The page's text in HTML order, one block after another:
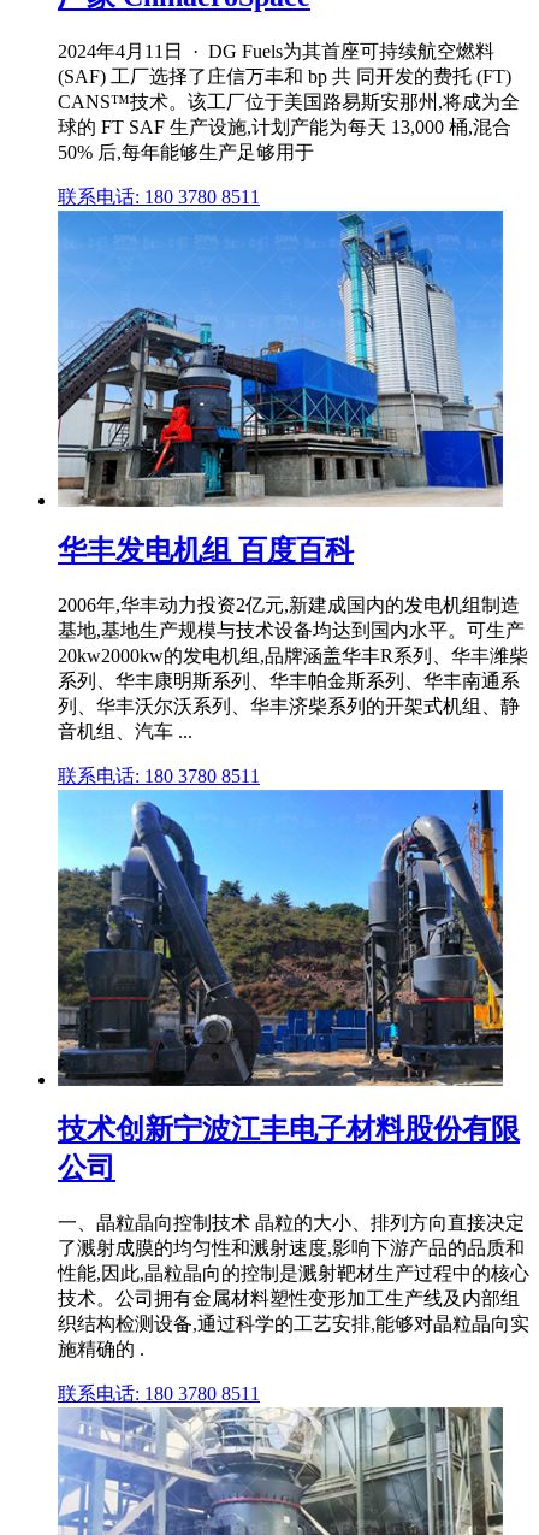
2024年4月11日 · DG Fuels为其首座可持续航空燃料
(SAF) 工厂选择了庄信万丰和 bp 共 同开发的费托 (FT)
CANS™技术。该工厂位于美国路易斯安那州,将成为全
球的 FT SAF 生产设施,计划产能为每天 13,000 桶,混合
50% 后,每年能够生产足够用于
联系电话: 180 3780 8511
华丰发电机组 百度百科
2006年,华丰动力投资2亿元,新建成国内的发电机组制造
基地,基地生产规模与技术设备均达到国内水平。可生产
20kw2000kw的发电机组,品牌涵盖华丰R系列、华丰潍柴
系列、华丰康明斯系列、华丰帕金斯系列、华丰南通系
列、华丰沃尔沃系列、华丰济柴系列的开架式机组、静
音机组、汽车 ...
联系电话: 180 3780 8511
技术创新宁波江丰电子材料股份有限
公司
一、晶粒晶向控制技术 晶粒的大小、排列方向直接决定
了溅射成膜的均匀性和溅射速度,影响下游产品的品质和
性能,因此,晶粒晶向的控制是溅射靶材生产过程中的核心
技术。公司拥有金属材料塑性变形加工生产线及内部组
织结构检测设备,通过科学的工艺安排,能够对晶粒晶向实
施精确的 .
联系电话: 180 3780 8511